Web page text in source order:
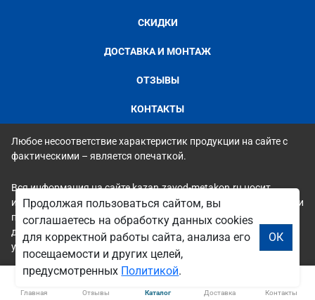
СКИДКИ
ДОСТАВКА И МОНТАЖ
ОТЗЫВЫ
КОНТАКТЫ
Любое несоответствие характеристик продукции на сайте с
фактическими – является опечаткой.
Вся информация на сайте kazan.zavod-metakon.ru носит
исключительно ознакомительный и справочный характер и ни
при каких условиях не является публичной офертой. Всю
дополнительную информацию можно узнать по телефонам
указанным на сайте.
Главная Отзывы Каталог Доставка Контакты
Продолжая пользоваться сайтом, вы
соглашаетесь на обработку данных cookies
для корректной работы сайта, анализа его
посещаемости и других целей,
предусмотренных Политикой.
ОК